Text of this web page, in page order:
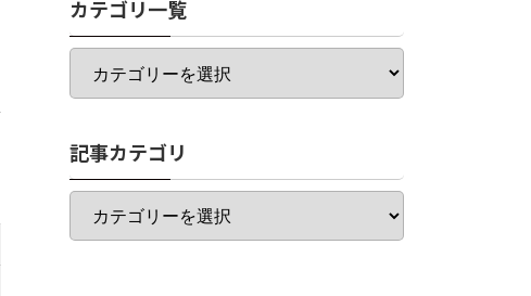
カテゴリ一覧
カ
ゴ
一
覧
記事カテゴリ
記
カ